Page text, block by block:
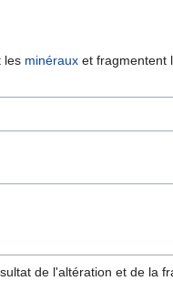
les minéraux et fragmentent
de l'altération et de la